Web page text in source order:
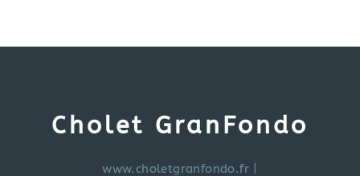
Cholet GranFondo
www.choletgranfondo.fr